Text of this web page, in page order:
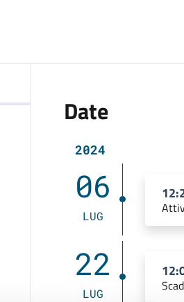
Date
2024
06
LUG
22
LUG